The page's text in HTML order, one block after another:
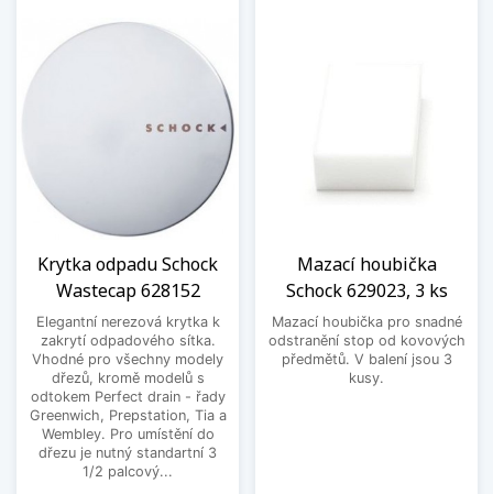
Krytka odpadu Schock
Wastecap 628152
Elegantní nerezová krytka k
zakrytí odpadového sítka.
Vhodné pro všechny modely
dřezů, kromě modelů s
odtokem Perfect drain - řady
Greenwich, Prepstation, Tia a
Wembley. Pro umístění do
dřezu je nutný standartní 3
1/2 palcový...
Mazací houbička
Schock 629023, 3 ks
Mazací houbička pro snadné
odstranění stop od kovových
předmětů. V balení jsou 3
kusy.